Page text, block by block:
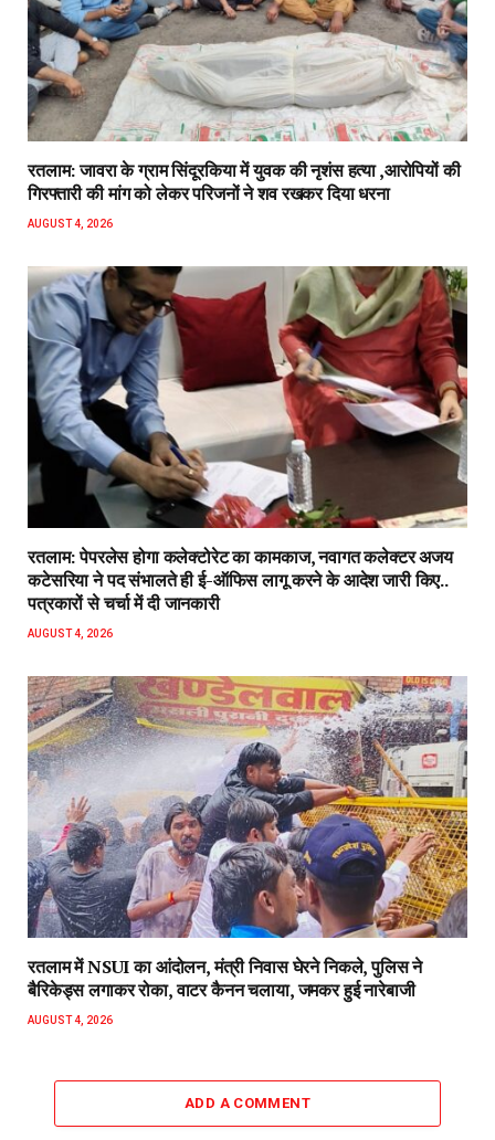
रतलाम: जावरा के ग्राम सिंदूरकिया में युवक की नृशंस हत्या ,आरोपियों की
गिरफ्तारी की मांग को लेकर परिजनों ने शव रखकर दिया धरना
AUGUST 4, 2026
रतलाम: पेपरलेस होगा कलेक्टोरेट का कामकाज, नवागत कलेक्टर अजय
कटेसरिया ने पद संभालते ही ई-ऑफिस लागू करने के आदेश जारी किए..
पत्रकारों से चर्चा में दी जानकारी
AUGUST 4, 2026
रतलाम में NSUI का आंदोलन, मंत्री निवास घेरने निकले, पुलिस ने
बैरिकेड्स लगाकर रोका, वाटर कैनन चलाया, जमकर हुई नारेबाजी
AUGUST 4, 2026
ADD A COMMENT